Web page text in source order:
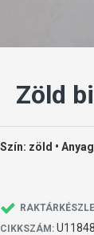
Zöld
Szín: zöld •
CIKKSZÁM: U11848